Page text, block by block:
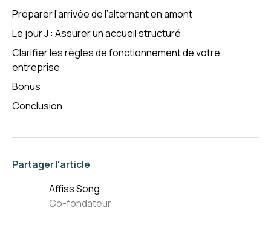
Préparer l’arrivée de l’alternant en amont
Le jour J : Assurer un accueil structuré
Clarifier les règles de fonctionnement de votre
entreprise
Bonus
Conclusion
Partager l'article
Affiss Song
Co-fondateur